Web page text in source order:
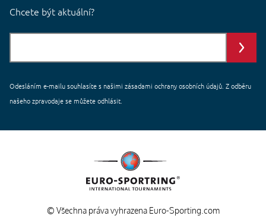
Chcete být aktuální?
Odesláním e-mailu souhlasíte s našimi zásadami ochranyosobních údajů. Z odběru
našeho zpravodaje se můžete odhlásit.
© Všechna práva vyhrazena Euro-Sporting.com